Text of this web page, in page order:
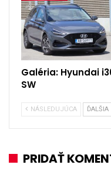
Galéria: Hyundai
SW
NÁSLEDUJÚCA ĎALŠIA
PRIDAŤ